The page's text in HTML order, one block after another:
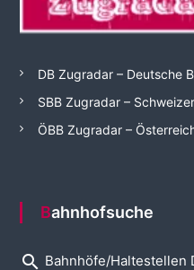
DB Zugradar – Deutsche
SBB Zugradar –
ÖBB Zugradar –
Bahnhofsuche
search Bahnhöfe/Haltestellen